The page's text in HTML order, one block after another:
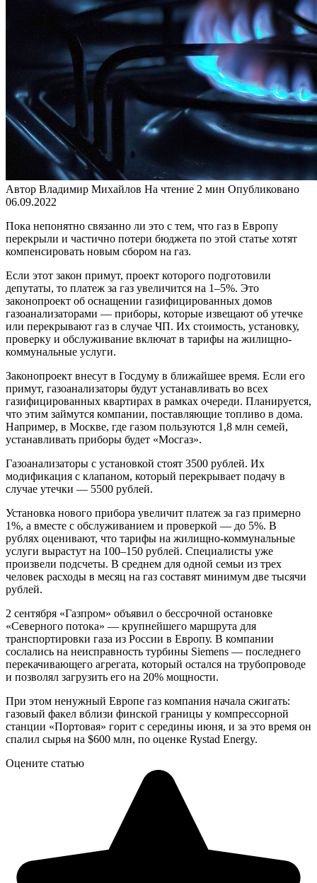
Автор Владимир Михайлов На чтение 2 мин Опубликовано
06.09.2022
Пока непонятно связанно ли это с тем, что газ в Европу
перекрыли и частично потери бюджета по этой статье хотят
компенсировать новым сбором на газ.
Если этот закон примут, проект которого подготовили
депутаты, то платеж за газ увеличится на 1–5%. Это
законопроект об оснащении газифицированных домов
газоанализаторами — приборы, которые извещают об утечке
или перекрывают газ в случае ЧП. Их стоимость, установку,
проверку и обслуживание включат в тарифы на жилищно-
коммунальные услуги.
Законопроект внесут в Госдуму в ближайшее время. Если его
примут, газоанализаторы будут устанавливать во всех
газифицированных квартирах в рамках очереди. Планируется,
что этим займутся компании, поставляющие топливо в дома.
Например, в Москве, где газом пользуются 1,8 млн семей,
устанавливать приборы будет «Мосгаз».
Газоанализаторы с установкой стоят 3500 рублей. Их
модификация с клапаном, который перекрывает подачу в
случае утечки — 5500 рублей.
Установка нового прибора увеличит платеж за газ примерно
1%, а вместе с обслуживанием и проверкой — до 5%. В
рублях оценивают, что тарифы на жилищно-коммунальные
услуги вырастут на 100–150 рублей. Специалисты уже
произвели подсчеты. В среднем для одной семьи из трех
человек расходы в месяц на газ составят минимум две тысячи
рублей.
2 сентября «Газпром» объявил о бессрочной остановке
«Северного потока» — крупнейшего маршрута для
транспортировки газа из России в Европу. В компании
сослались на неисправность турбины Siemens — последнего
перекачивающего агрегата, который остался на трубопроводе
и позволял загрузить его на 20% мощности.
При этом ненужный Европе газ компания начала сжигать:
газовый факел вблизи финской границы у компрессорной
станции «Портовая» горит с середины июня, и за это время он
спалил сырья на $600 млн, по оценке Rystad Energy.
Оцените статью